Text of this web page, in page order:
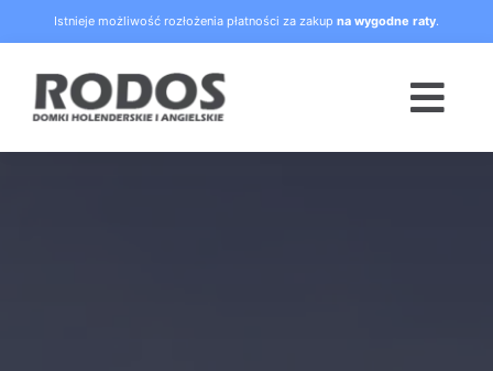
to
content
Istnieje możliwość rozłożenia płatności za zakup na wygodne raty.